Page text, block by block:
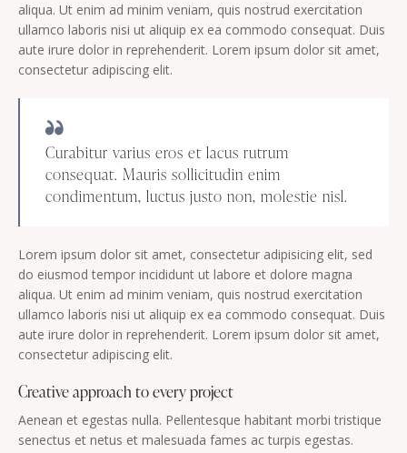
aliqua. Ut enim ad minim veniam, quis nostrud exercitation
ullamco laboris nisi ut aliquip ex ea commodo consequat. Duis
aute irure dolor in reprehenderit. Lorem ipsum dolor sit amet,
consectetur adipiscing elit.
Curabitur varius eros et lacus rutrum
consequat. Mauris sollicitudin enim
condimentum, luctus justo non, molestie nisl.
Lorem ipsum dolor sit amet, consectetur adipisicing elit, sed
do eiusmod tempor incididunt ut labore et dolore magna
aliqua. Ut enim ad minim veniam, quis nostrud exercitation
ullamco laboris nisi ut aliquip ex ea commodo consequat. Duis
aute irure dolor in reprehenderit. Lorem ipsum dolor sit amet,
consectetur adipiscing elit.
Creative approach to every project
Aenean et egestas nulla. Pellentesque habitant morbi tristique
senectus et netus et malesuada fames ac turpis egestas.